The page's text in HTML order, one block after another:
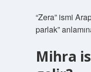
“Zera” ismi
parlak”
Mihra